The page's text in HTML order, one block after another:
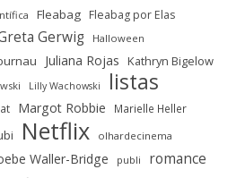
Fleabag Fleabag por Elas
Gerwig Halloween
Juliana Rojas Kathryn Bigelow
Lilly Wachowski listas
Margot Robbie Marielle Heller
Netflix olhardecinema
Waller-Bridge publi romance